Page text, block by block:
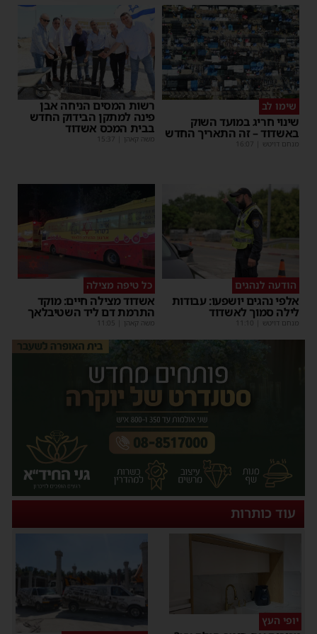
שימו לב
שינוי חריג במועד השוק
באשדוד – זה התאריך החדש
מנחם דויטש 16:07
רשות המסים הניחה אבן
פינה למתקן הבידוק החדש
בבית המכס אשדוד
משה קאהן 15:37
הודעה לנהגים
אלפי נהגים יושפעו: עבודות
לילה סמוך לאשדוד
מנחם דויטש 11:10
כל טיפה מצילה
אשדוד מצילה חיים: מוקד
התרמת דם ליד השטיבלאך
משה קאהן 11:05
עוד כותרות
יופי העץ